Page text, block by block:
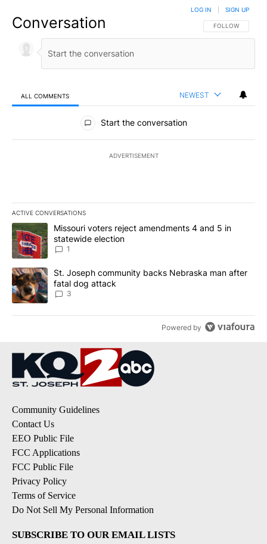
Conversation FOLLOW THIS
FOLLOW
LOG IN SIGN UP
ALL COMMENTS NEWEST
All Comments
Start the conversation
ADVERTISEMENT
ACTIVE CONVERSATIONS
The following is a list of the most commented articles in the last
A trending article titled "Missouri voters reject amendments 4
Missouri voters reject amendments 4 and 5 in
statewide election
1
A trending article titled "St. Joseph community backs
St. Joseph community backs Nebraska man after
fatal dog attack
3
Powered by
Community Guidelines
Contact Us
EEO Public File
FCC Applications
FCC Public File
Privacy Policy
Terms of Service
Do Not Sell My Personal Information
SUBSCRIBE TO OUR EMAIL LISTS